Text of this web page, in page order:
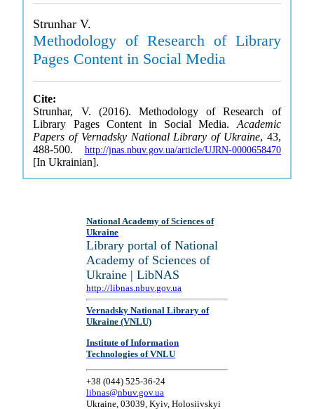
Strunhar V.
Methodology of Research of Library
Pages Content in Social Media
Cite:
Strunhar, V. (2016). Methodology of Research of
Library Pages Content in Social Media. Academic
Papers of Vernadsky National Library of Ukraine, 43,
488-500. http://jnas.nbuv.gov.ua/article/UJRN-0000658470
[In Ukrainian].
National Academy of Sciences of
Ukraine
Library portal of National
Academy of Sciences of
Ukraine | LibNAS
http://libnas.nbuv.gov.ua
Vernadsky National Library of
Ukraine (VNLU)
Institute of Information
Technologies of VNLU
+38 (044) 525-36-24
libnas@nbuv.gov.ua
Ukraine, 03039, Kyiv, Holosiivskyi